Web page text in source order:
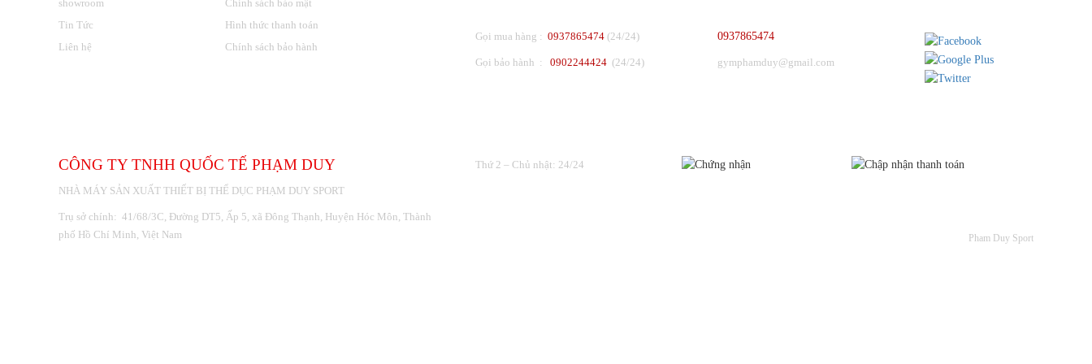
showroom
Tin Tức
Liên hệ
Chính sách bảo mật
Hình thức thanh toán
Chính sách bảo hành
Gọi mua hàng : 0937865474 (24/24)
Gọi bảo hành : 0902244424 (24/24)
0937865474
gymphamduy@gmail.com
CÔNG TY TNHH QUỐC TẾ PHẠM DUY
NHÀ MÁY SẢN XUẤT THIẾT BỊ THỂ DỤC PHẠM DUY SPORT
Trụ sở chính: 41/68/3C, Đường DT5, Ấp 5, xã Đông Thạnh, Huyện Hóc Môn, Thành
phố Hồ Chí Minh, Việt Nam
Thứ 2 – Chủ nhật: 24/24
Pham Duy Sport